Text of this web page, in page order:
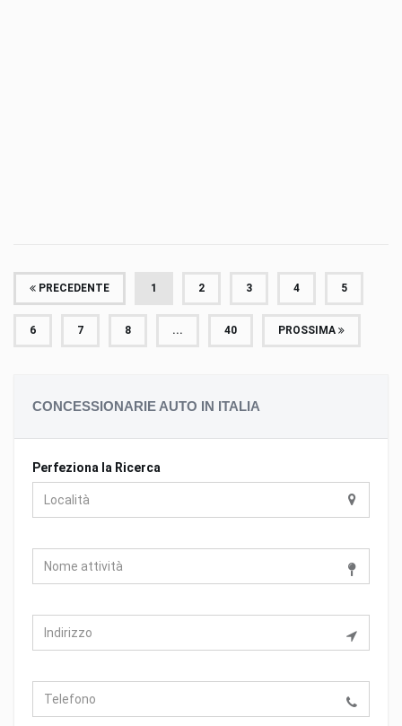
PRECEDENTE 1 2 3 4 5
6 7 8 ... 40 PROSSIMA
CONCESSIONARIE AUTO IN ITALIA
Perfeziona la Ricerca